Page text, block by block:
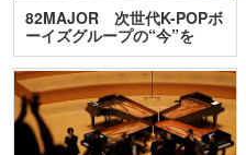
82MAJOR 次世代K-POPボ
ーイズグループの“今”を
訊…